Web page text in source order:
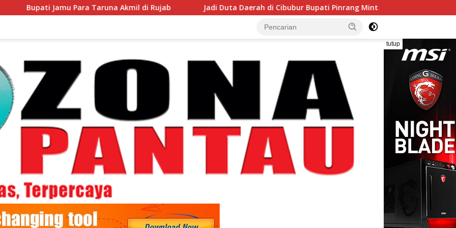
Para Taruna Akmil di Rujab Jadi Duta Daerah di Cibubur Bupati Pinrang Minta Kontingen Pramuka Jaga Nama Baik
tutup